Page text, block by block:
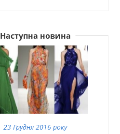
Наступна новина
23 Грудня 2016 року